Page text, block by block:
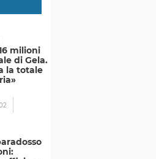
milioni
di Gela.
la totale